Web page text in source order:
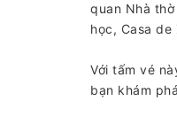
quan Nhà
học, Casa
Với tấm vé
bạn khám